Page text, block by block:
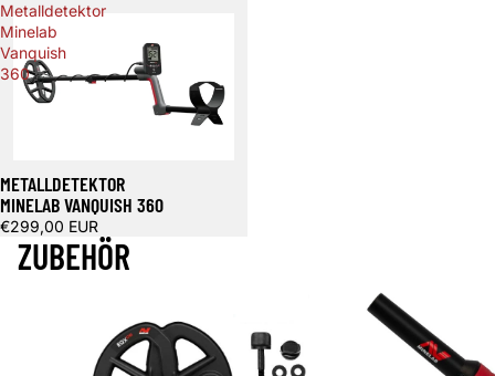
Metalldetektor
Minelab
Vanquish
360
METALLDETEKTOR
MINELAB VANQUISH 360
€299,00 EUR
ZUBEHÖR
Pinpointer